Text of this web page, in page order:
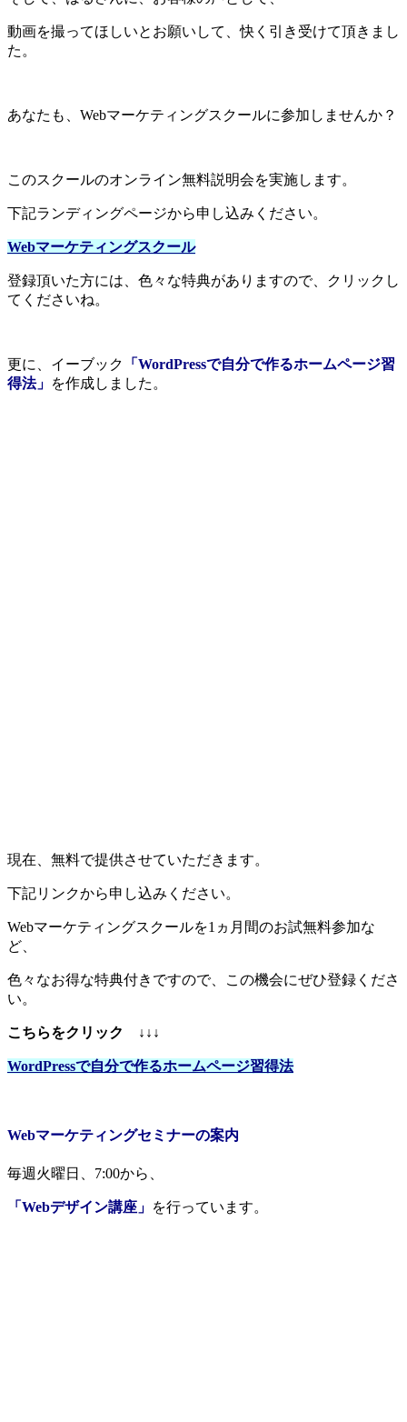
動画を撮ってほしいとお願いして、快く引き受けて頂きまし
た。
あなたも、Webマーケティングスクールに参加しませんか？
このスクールのオンライン無料説明会を実施します。
下記ランディングページから申し込みください。
Webマーケティングスクール
登録頂いた方には、色々な特典がありますので、クリックし
てくださいね。
更に、イーブック
「WordPressで自分で作るホームページ習
得法」 を作成しました。
現在、無料で提供させていただきます。
下記リンクから申し込みください。
Webマーケティングスクールを1ヵ月間のお試無料参加な
ど、
色々なお得な特典付きですので、この機会にぜひ登録くださ
い。
こちらをクリック ↓↓↓
WordPressで自分で作るホームページ習得法
Webマーケティングセミナーの案内
毎週火曜日、7:00から、
「Webデザイン講座」 を行っています。